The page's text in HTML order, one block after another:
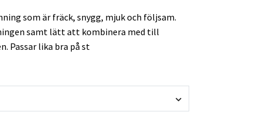
som är fräck, snygg, mjuk och följsam.
samt lätt att kombinera med till
Passar lika bra på st